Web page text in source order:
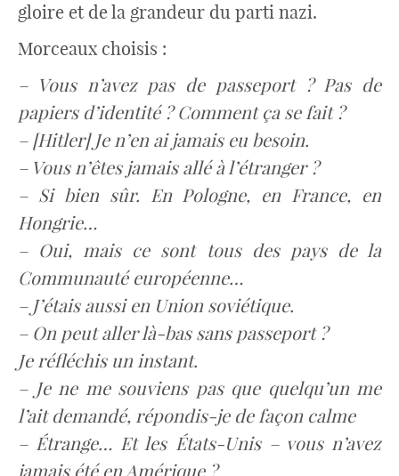
gloire et de la grandeur du parti nazi.
Morceaux choisis :
– Vous n’avez pas de passeport ? Pas de
papiers d’identité ? Comment ça se fait ?
– [Hitler] Je n’en ai jamais eu besoin.
– Vous n’êtes jamais allé à l’étranger ?
– Si bien sûr. En Pologne, en France, en
Hongrie…
– Oui, mais ce sont tous des pays de la
Communauté européenne…
– J’étais aussi en Union soviétique.
– On peut aller là-bas sans passeport ?
Je réfléchis un instant.
– Je ne me souviens pas que quelqu’un me
l’ait demandé, répondis-je de façon calme
– Étrange… Et les États-Unis – vous n’avez
jamais été en Amérique ?